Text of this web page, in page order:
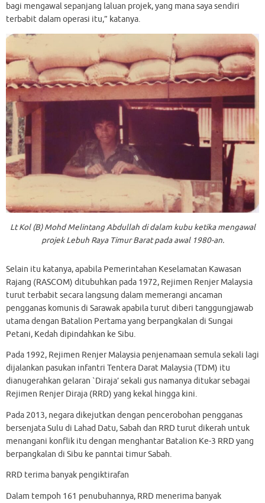
bagi mengawal sepanjang laluan projek, yang mana saya sendiri
terbabit dalam operasi itu,” katanya.
Lt Kol (B) Mohd Melintang Abdullah di dalam kubu ketika mengawal
projek Lebuh Raya Timur Barat pada awal 1980-an.
Selain itu katanya, apabila Pemerintahan Keselamatan Kawasan
Rajang (RASCOM) ditubuhkan pada 1972, Rejimen Renjer Malaysia
turut terbabit secara langsung dalam memerangi ancaman
pengganas komunis di Sarawak apabila turut diberi tanggungjawab
utama dengan Batalion Pertama yang berpangkalan di Sungai
Petani, Kedah dipindahkan ke Sibu.
Pada 1992, Rejimen Renjer Malaysia penjenamaan semula sekali lagi
dijalankan pasukan infantri Tentera Darat Malaysia (TDM) itu
dianugerahkan gelaran `Diraja’ sekali gus namanya ditukar sebagai
Rejimen Renjer Diraja (RRD) yang kekal hingga kini.
Pada 2013, negara dikejutkan dengan pencerobohan pengganas
bersenjata Sulu di Lahad Datu, Sabah dan RRD turut dikerah untuk
menangani konflik itu dengan menghantar Batalion Ke-3 RRD yang
berpangkalan di Sibu ke panntai timur Sabah.
RRD terima banyak pengiktirafan
Dalam tempoh 161 penubuhannya, RRD menerima banyak